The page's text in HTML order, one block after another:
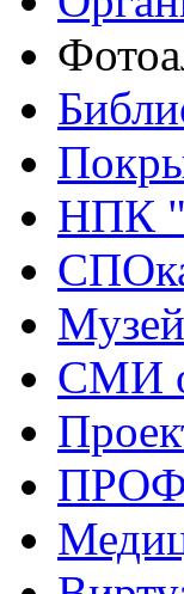
НПК
СМИ